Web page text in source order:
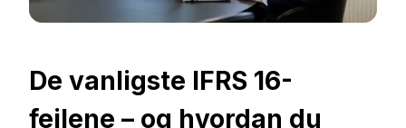
De vanligste IFRS 16-
feilene – og hvordan du